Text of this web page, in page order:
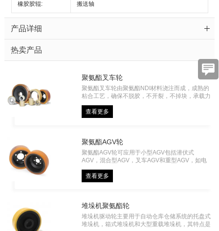
橡胶胶辊: 搬送轴
产品详细
热卖产品
聚氨酯叉车轮
聚氨酯叉车轮由聚氨酯NDI材料浇注而成，成熟的
粘合工艺，确保不脱胶，不开裂，不掉块，承载力
大，主要应用于电动叉车、仓储物流车、自动化车
辆等。
查看更多
聚氨酯AGV轮
聚氨酯AGV轮可应用于小型AGV包括潜伏式
AGV，混合型AGV，叉车AGV和重型AGV，如电
产多种型号，以满足地面附着力，地面油污，地面
潮湿有水，金属碎片，不同的承载力等要求。可选
查看更多
堆垛机聚氨酯轮
堆垛机驱动轮主要用于自动仓库仓储系统的托盘式
堆垛机，箱式堆垛机和大型重载堆垛机，其特点是
内
容
验